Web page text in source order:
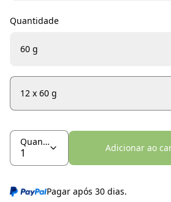
Quantidade
60 g
12 x 60 g
Quantidade
Adicionar ao
Pagar após 30 dias.